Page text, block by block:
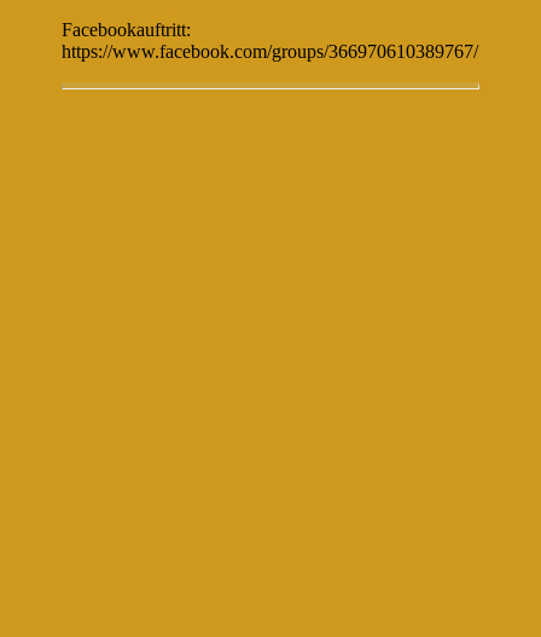
Facebookauftritt:
https://www.facebook.com/groups/366970610389767/